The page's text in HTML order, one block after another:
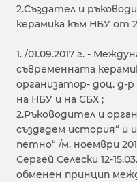
2.Създател и
керамика към НБУ от
1. /01.09.2017 г. -
съвременната
организатор- доц. д-
на НБУ и на СБХ ;
2.Ръководител и
създадем история“ и
петно“ /м. ноември
Сергей Селески 12-
обменен принцип